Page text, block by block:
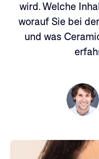
wird. Welche
worauf Sie bei
und was